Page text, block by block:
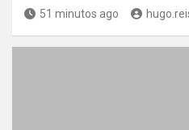
51 minutos ago